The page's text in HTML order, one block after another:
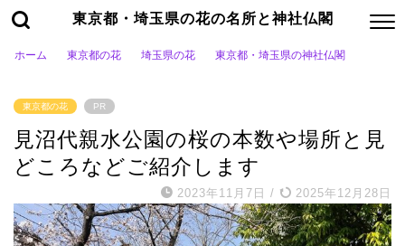
東京都・埼玉県の花の名所と神社仏閣
ホーム 東京都の花 埼玉県の花 東京都・埼玉県の神社仏閣
東京都の花 PR
見沼代親水公園の桜の本数や場所と見
どころなどご紹介します
2023年11月7日 / 2025年12月28日